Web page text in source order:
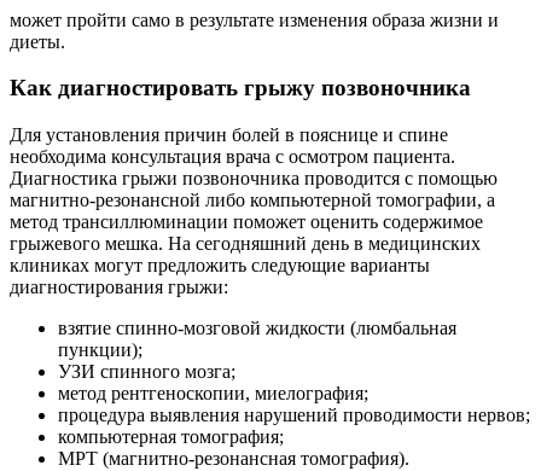
может пройти само в результате изменения образа жизни и
диеты.
Как диагностировать грыжу позвоночника
Для установления причин болей в пояснице и спине
необходима консультация врача с осмотром пациента.
Диагностика грыжи позвоночника проводится с помощью
магнитно-резонансной либо компьютерной томографии, а
метод трансиллюминации поможет оценить содержимое
грыжевого мешка. На сегодняшний день в медицинских
клиниках могут предложить следующие варианты
диагностирования грыжи:
взятие спинно-мозговой жидкости (люмбальная
пункции);
УЗИ спинного мозга;
метод рентгеноскопии, миелография;
процедура выявления нарушений проводимости нервов;
компьютерная томография;
МРТ (магнитно-резонансная томография).